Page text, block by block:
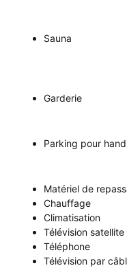
Sauna
Garderie
Parking pour
Matériel de
Chauffage
Climatisation
Télévision satellite
Téléphone
Télévision par